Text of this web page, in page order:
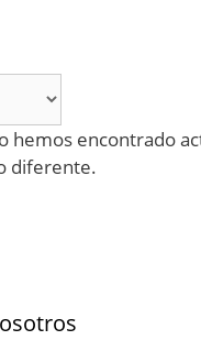
hemos encontrado
diferente.